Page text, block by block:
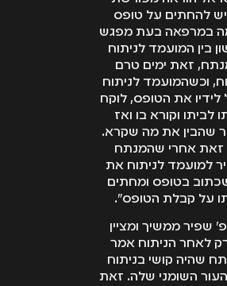
להחתים על טופס
במרפאה בעת מפגש
בין המועמד לניתוח
זאת ימים טרם
וכשהמועמד לניתוח
את הטופס, לוקח
לביתו וקורא בו ואז
שהבין את מה שקרא.
זאת אחרי שהמנתח
למועמד לניתוח את
בטופס ומחתים
על קבלת הטופס".
שפיר ממשיך ומציין
לאחר הניתוח אמר
שהיה קושי בניתוח
השומני שלה. זאת